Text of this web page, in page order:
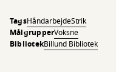
TagsHåndarbejdeStrik
MålgrupperVoksne
BibliotekBillund Bibliotek